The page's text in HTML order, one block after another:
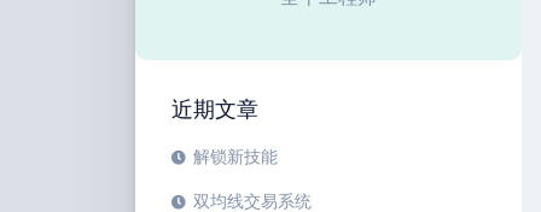
近期文章
解锁新技能
双均线交易系统